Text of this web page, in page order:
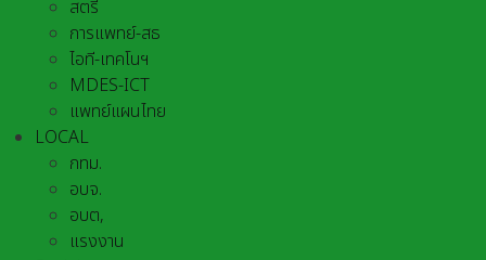
สตรี
การแพทย์-สธ
ไอที-เทคโนฯ
MDES-ICT
แพทย์แผนไทย
LOCAL
กทม.
อบจ.
อบต,
แรงงาน